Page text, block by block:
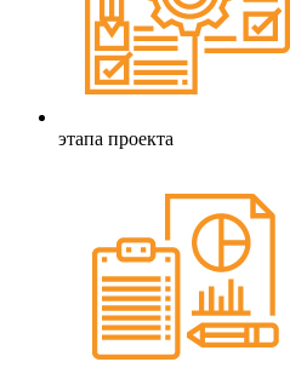
этапа проекта